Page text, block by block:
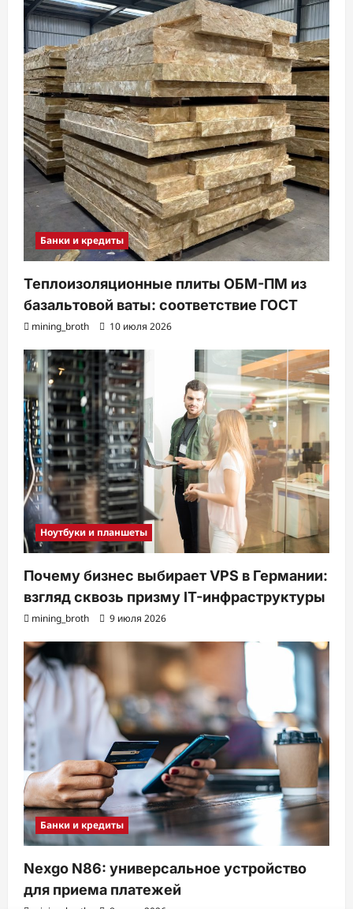
Банки и кредиты
Теплоизоляционные плиты ОБМ-ПМ из
базальтовой ваты: соответствие ГОСТ
mining_broth 10 июля 2026
Ноутбуки и планшеты
Почему бизнес выбирает VPS в Германии:
взгляд сквозь призму IT-инфраструктуры
mining_broth 9 июля 2026
Банки и кредиты
Nexgo N86: универсальное устройство
для приема платежей